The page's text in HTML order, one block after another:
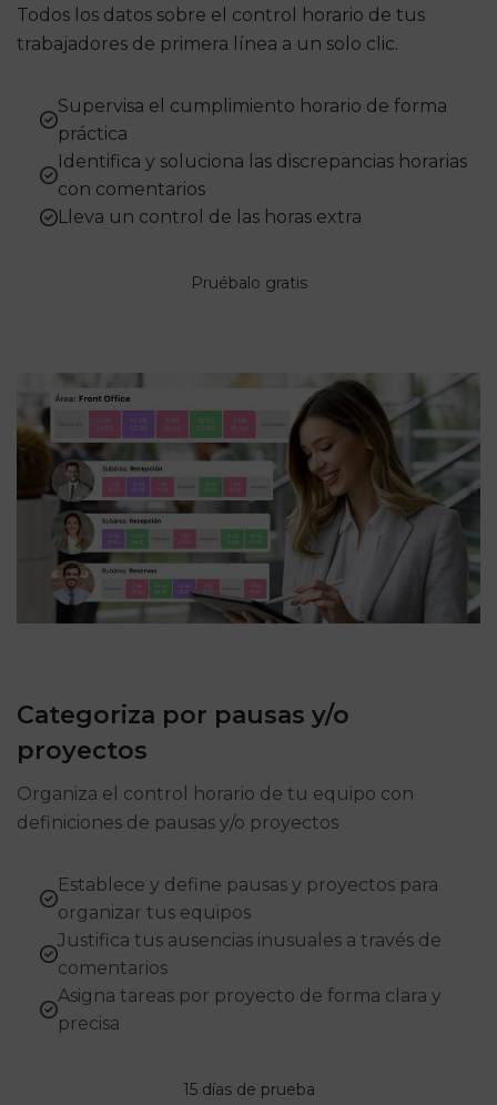
Todos los datos sobre el control horario de tus
trabajadores de primera línea a un solo clic.
Supervisa el cumplimiento horario de forma
práctica
Identifica y soluciona las discrepancias horarias
con comentarios
Lleva un control de las horas extra
Pruébalo gratis
Categoriza por pausas y/o
proyectos
Organiza el control horario de tu equipo con
definiciones de pausas y/o proyectos
Establece y define pausas y proyectos para
organizar tus equipos
Justifica tus ausencias inusuales a través de
comentarios
Asigna tareas por proyecto de forma clara y
precisa
15 días de prueba